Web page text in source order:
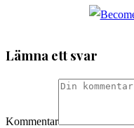
Lämna ett svar
Kommentar